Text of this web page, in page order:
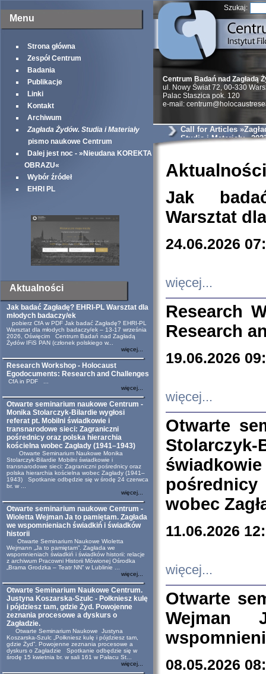
Menu
Strona główna
Zespół Centrum
Badania
Publikacje
Linki
Kontakt
Archiwum
Zagłada Żydów. Studia i Materiały
pismo naukowe Centrum
Dalej jest noc - »Nieudana KOREKTA
OBRAZU«
Wybór źródeł
EHRI PL
Aktualności
Jak badać Zagładę? EHRI-PL Warsztat dla
młodych badaczy/ek
pobierz CfA w PDF Jak badać Zagładę? EHRI-PL
Warsztat dla młodych badaczy/ek – 13-17 września
2026, Oświęcim Centrum Badań nad Zagładą
Żydów IFiS PAN (członek polskiego w...
więcej...
Research Workshop - Holocaust
Egodocuments: Research and Challenges
CfA in PDF ...
więcej...
Otwarte seminarium naukowe Centrum -
Monika Stolarczyk-Bilardie wygłosi
referat pt. Mobilni świadkowie i
transnarodowe sieci: Zagraniczni
pośrednicy oraz polska hierarchia
kościelna wobec Zagłady (1941–1943)
Otwarte Seminarium Naukowe Monika
Stolarczyk-Bilardie Mobilni świadkowie i
transnarodowe sieci: Zagraniczni pośrednicy oraz
polska hierarchia kościelna wobec Zagłady (1941–
1943) Spotkanie odbędzie się w środę 24 czerwca
br. w ...
więcej...
Otwarte seminarium naukowe Centrum -
Wioletta Wejman Ja to pamiętam. Zagłada
we wspomnieniach świadkiń i świadków
historii
Otwarte Seminarium Naukowe Wioletta
Wejmann „Ja to pamiętam”. Zagłada we
wspomnieniach świadkiń i świadków historii: relacje
z archiwum Pracowni Historii Mówionej Ośrodka
„Brama Grodzka – Teatr NN” w Lublinie ...
więcej...
Otwarte Seminarium Naukowe Centrum.
Justyna Koszarska-Szulc - Połkniesz kulę
i pójdziesz tam, gdzie Żyd. Powojenne
zeznania procesowe a dyskurs o
Zagładzie.
Otwarte Seminarium Naukowe Justyna
Koszarska-Szulc „Połkniesz kulę i pójdziesz tam,
gdzie Żyd”. Powojenne zeznania procesowe a
dyskurs o Zagładzie Spotkanie odbędzie się w
środę 15 kwietnia br. w sali 161 w Pałacu St...
więcej...
Szukaj:
Centrum Badań nad Zagładą
ul. Nowy Świat 72, 00-330
Palac Staszica pok. 120
e-mail:
Call for Articles
Studia i Materiały«
Aktualności
Jak
Warsztat
24.06.2026
więcej...
Research
Research
19.06.2026
więcej...
Otwarte
wobec
11.06.2026
więcej...
Otwarte
Wejman
08.05.2026